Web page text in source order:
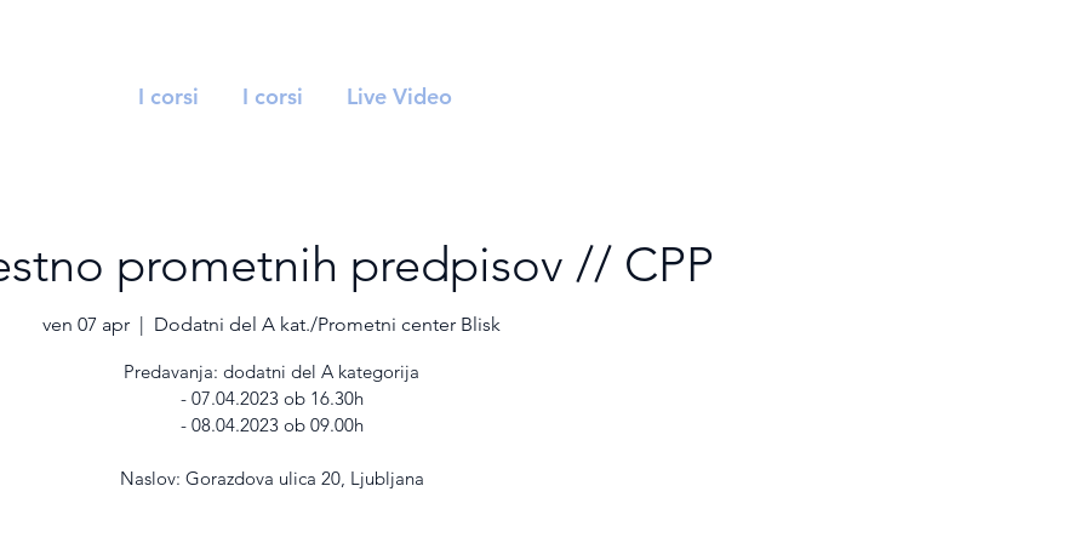
prometnih predpisov // CPP
ven 07 apr
  |
Dodatni del A kat./Prometni center Blisk
Predavanja: dodatni del A kategorija
- 07.04.2023 ob 16.30h
- 08.04.2023 ob 09.00h
Naslov: Gorazdova ulica 20, Ljubljana
I corsi I corsi Live Video